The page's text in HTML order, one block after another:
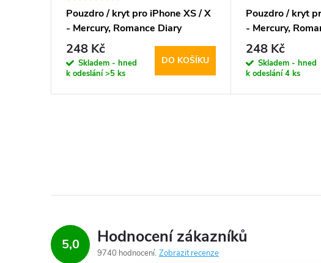
Pouzdro / kryt pro iPhone XS / X
- Mercury, Romance Diary
GREY/ORANGE
248 Kč
Skladem - hned
k odeslání>5 ks
DO KOŠÍKU
Pouzdro / kryt
- Mercury,
RED/ORANGE
248 Kč
Skladem - hned
k odeslání4 ks
5,0 Hodnocení zákazníků
9740 hodnocení Zobrazit recenze